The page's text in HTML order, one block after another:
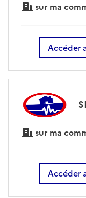
sur ma
Accéder
sur ma
Accéder